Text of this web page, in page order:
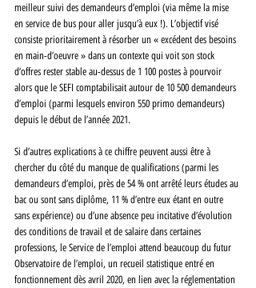
meilleur suivi des demandeurs d’emploi (via même la mise
en service de bus pour aller jusqu’à eux !). L’objectif visé
consiste prioritairement à résorber un « excédent des besoins
en main-d’oeuvre » dans un contexte qui voit son stock
d’offres rester stable au-dessus de 1 100 postes à pourvoir
alors que le SEFI comptabilisait autour de 10 500 demandeurs
d’emploi (parmi lesquels environ 550 primo demandeurs)
depuis le début de l’année 2021.
Si d’autres explications à ce chiffre peuvent aussi être à
chercher du côté du manque de qualifications (parmi les
demandeurs d’emploi, près de 54 % ont arrêté leurs études au
bac ou sont sans diplôme, 11 % d’entre eux étant en outre
sans expérience) ou d’une absence peu incitative d’évolution
des conditions de travail et de salaire dans certaines
professions, le Service de l’emploi attend beaucoup du futur
Observatoire de l’emploi, un recueil statistique entré en
fonctionnement dès avril 2020, en lien avec la réglementation